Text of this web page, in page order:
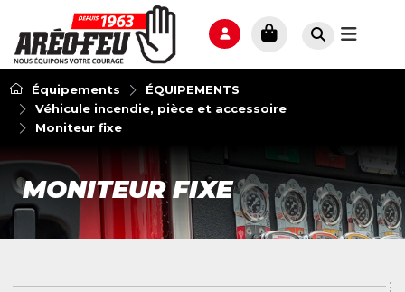
Équipements
ÉQUIPEMENTS
Véhicule incendie, pièce et accessoire
Moniteur fixe
MONITEUR FIXE